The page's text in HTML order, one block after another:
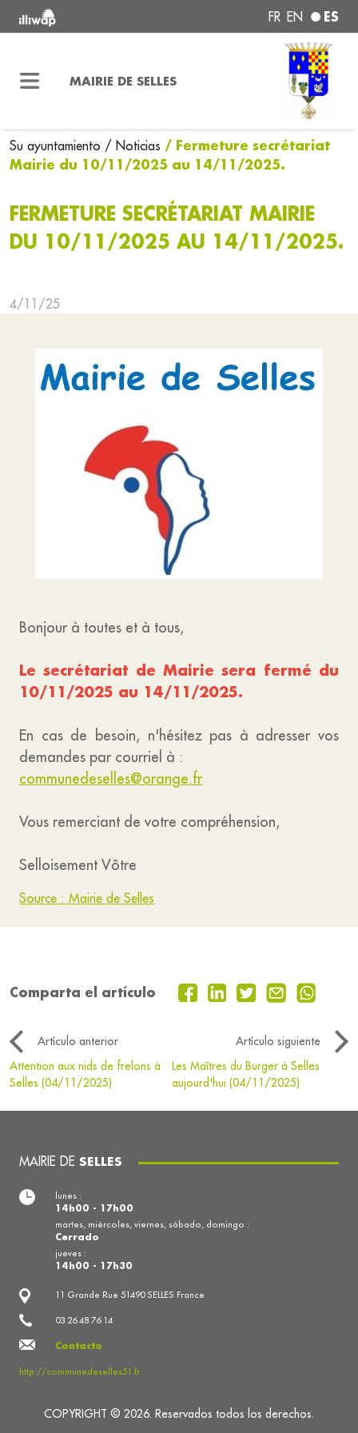
FR EN ES
MAIRIE DE SELLES
Su ayuntamiento / Noticias / Fermeture secrétariat
Mairie du 10/11/2025 au 14/11/2025.
FERMETURE SECRÉTARIAT MAIRIE
DU 10/11/2025 AU 14/11/2025.
4/11/25
Bonjour à toutes et à tous,
Le secrétariat de Mairie sera fermé du
10/11/2025 au 14/11/2025.
En cas de besoin, n'hésitez pas à adresser vos
demandes par courriel à :
communedeselles@orange.fr
Vous remerciant de votre compréhension,
Selloisement Vôtre
Source : Mairie de Selles
Comparta el artículo
Artículo anterior
Artículo siguiente
Attention aux nids de frelons à
Selles (04/11/2025)
Les Maîtres du Burger à Selles
aujourd'hui (04/11/2025)
MAIRIE DE SELLES
11 Grande Rue 51490 SELLES France
03 26 48 76 14
Contacto
http://communedeselles51.fr
lunes :
14h00 - 17h00
martes, miércoles, viernes, sábado, domingo :
Cerrado
jueves :
14h00 - 17h30
COPYRIGHT © 2026. Reservados todos los derechos.